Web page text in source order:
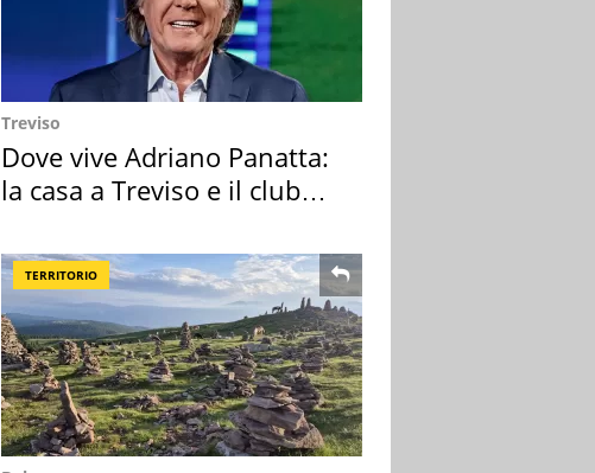
Treviso
Dove vive Adriano Panatta:
la casa a Treviso e il club
TERRITORIO